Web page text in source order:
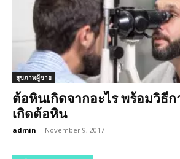
สุขภาพผู้ชาย
ต้อหินเกิดจากอะไร พร้อมวิธี
เกิดต้อหิน
admin - November 9, 2017